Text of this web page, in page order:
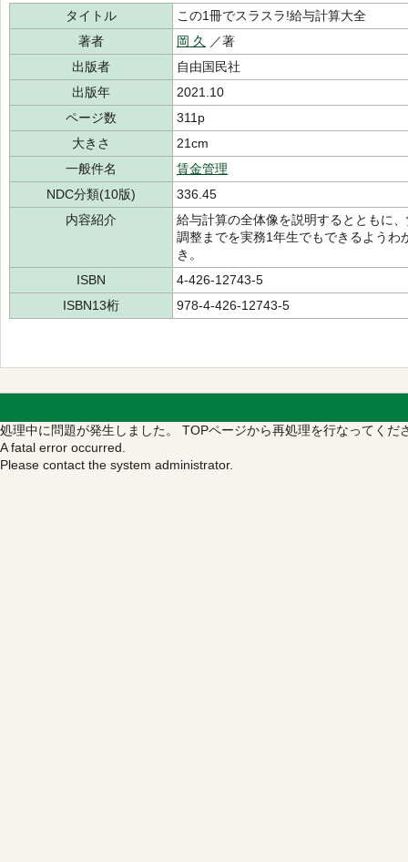
タイトル
この1冊でスラスラ!給与計算大全
著者
岡 久
／著
出版者
自由国民社
出版年
2021.10
ページ数
311p
大きさ
21cm
一般件名
賃金管理
NDC分類(10版)
336.45
内容紹介
給与計算の全体像を説明するとともに
調整までを実務1年生でもできるよう
き。
ISBN
4-426-12743-5
ISBN13桁
978-4-426-12743-5
処理中に問題が発生しました。 TOPページから再処理を行なってくだ
A fatal error occurred.
Please contact the system administrator.